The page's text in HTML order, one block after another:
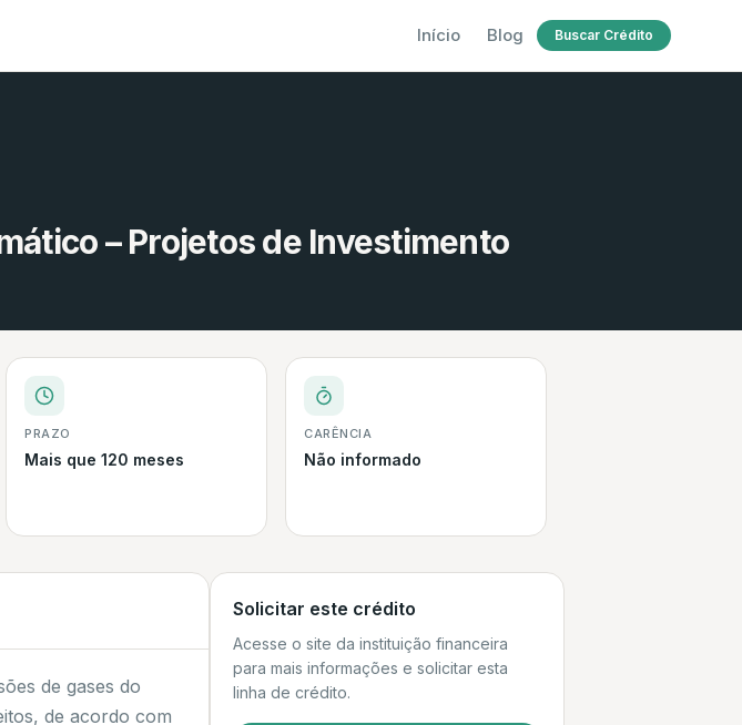
Início Blog Buscar Crédito
– Projetos de Investimento
PRAZO
Mais que 120 meses
CARÊNCIA
Não informado
de gases do
de acordo com
Solicitar este crédito
Acesse o site da instituição financeira
para mais informações e solicitar esta
linha de crédito.